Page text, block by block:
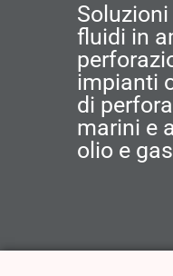
fluidi in
impianti
di
marini e
olio e